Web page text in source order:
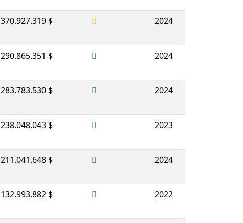
370.927.319 $ 2024
290.865.351 $ 2024
283.783.530 $ 2024
238.048.043 $ 2023
211.041.648 $ 2024
132.993.882 $ 2022